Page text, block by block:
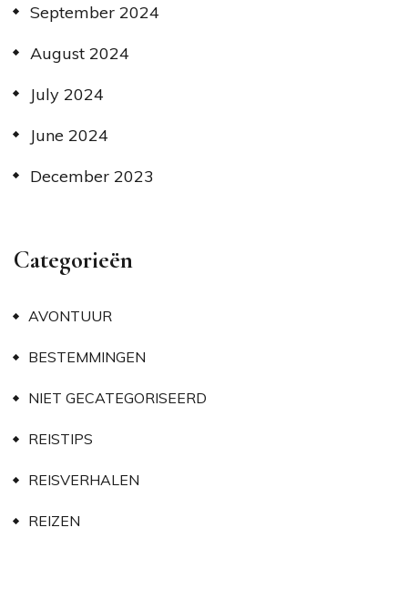
September 2024
August 2024
July 2024
June 2024
December 2023
Categorieën
AVONTUUR
BESTEMMINGEN
NIET GECATEGORISEERD
REISTIPS
REISVERHALEN
REIZEN